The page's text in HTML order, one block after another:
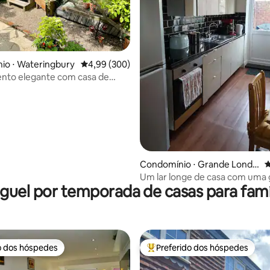
de 5, 196 avaliações
⋅ Wateringbury 4,99 de uma avaliação média de 5, 300
4,99 (300)
elegante com casa de
Condomínio ⋅ Grande Londr
es
Um lar longe de casa com uma
recepção
por temporada de casas para
dos hóspedes
dos hóspedes Entre os melhores preferidos
Preferido dos hóspedes